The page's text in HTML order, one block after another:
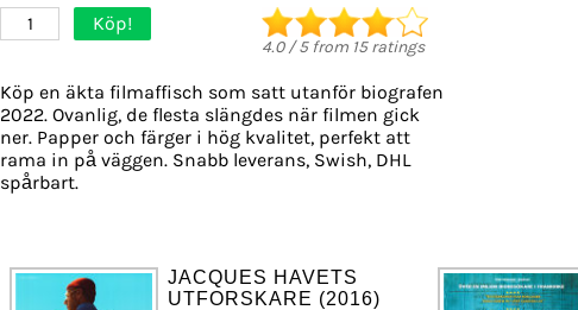
1 Köp!
4.0/5from 15ratings
Köp en äkta filmaffisch som satt utanför biografen
2022. Ovanlig, de flesta slängdes när filmen gick
ner. Papper och färger i hög kvalitet, perfekt att
rama in på väggen. Snabb leverans, Swish, DHL
spårbart.
JACQUES HAVETS
UTFORSKARE (2016)